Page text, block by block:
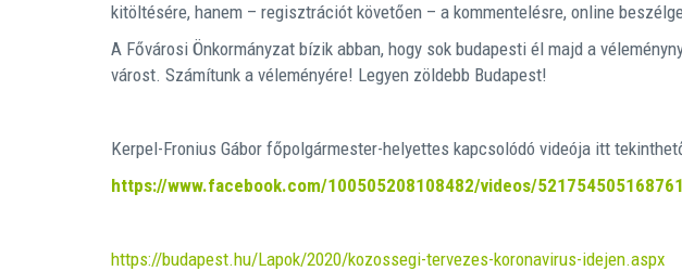
kitöltésére, hanem – regisztrációt követően – a kommentelésre, online
A Fővárosi Önkormányzat bízik abban, hogy sok budapesti él majd a
várost. Számítunk a véleményére! Legyen zöldebb Budapest!
Kerpel-Fronius Gábor főpolgármester-helyettes kapcsolódó videója itt
https://www.facebook.com/100505208108482/videos/
https://budapest.hu/Lapok/2020/kozossegi-tervezes-koronavirus-idejen.aspx